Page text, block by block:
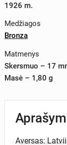
1926 m.
Medžiagos
Bronza
Matmenys
Skersmuo – 17
Masė – 1,80 g
Aversas: